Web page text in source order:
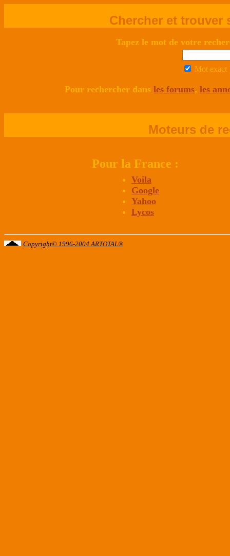
Chercher et trouver
Tapez le mot de votre
Mot exact
Pour rechercher dans les forums, les
Moteurs de
Pour la France :
Voila
Google
Yahoo
Lycos
Copyright© 1996-2004 ARTOTAL®